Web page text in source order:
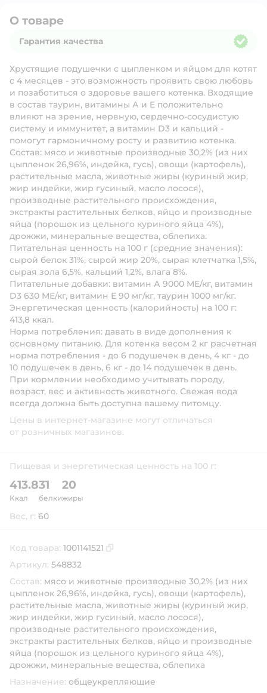
О товаре
Гарантия качества
Хрустящие подушечки с цыпленком и яйцом для котят
с 4 месяцев - это возможность проявить свою любовь
и позаботиться о здоровье вашего котенка. Входящие
в состав таурин, витамины А и Е положительно
влияют на зрение, нервную, сердечно-сосудистую
систему и иммунитет, а витамин D3 и кальций -
помогут гармоничному росту и развитию котенка.
Состав: мясо и животные производные 30,2% (из них
цыпленок 26,96%, индейка, гусь), овощи (картофель),
растительные масла, животные жиры (куриный жир,
жир индейки, жир гусиный, масло лосося),
производные растительного происхождения,
экстракты растительных белков, яйцо и производные
яйца (порошок из цельного куриного яйца 4%),
дрожжи, минеральные вещества, облепиха.
Питательная ценность на 100 г (средние значения):
сырой белок 31%, сырой жир 20%, сырая клетчатка 1,5%,
сырая зола 6,5%, кальций 1,2%, влага 8%.
Питательные добавки: витамин А 9000 МЕ/кг, витамин
D3 630 МЕ/кг, витамин Е 90 мг/кг, таурин 1000 мг/кг.
Энергетическая ценность (калорийность) на 100 г:
413,8 ккал.
Норма потребления: давать в виде дополнения к
основному питанию. Для котенка весом 2 кг расчетная
норма потребления - до 6 подушечек в день, 4 кг - до
10 подушечек в день, 6 кг - до 14 подушечек в день.
При кормлении необходимо учитывать породу,
возраст, вес и активность животного. Свежая вода
всегда должна быть доступна вашему питомцу.
Цены в интернет-магазине могут отличаться
от розничных магазинов.
Пищевая и энергетическая ценность на 100 г:
413.8
Ккал
31
белки
20
жиры
Вес, г: 60
Код товара: 1001141521
Артикул: 548832
Состав: мясо и животные производные 30,2% (из них
цыпленок 26,96%, индейка, гусь), овощи (картофель),
растительные масла, животные жиры (куриный жир,
жир индейки, жир гусиный, масло лосося),
производные растительного происхождения,
экстракты растительных белков, яйцо и производные
яйца (порошок из цельного куриного яйца 4%),
дрожжи, минеральные вещества, облепиха
Назначение: общеукрепляющие